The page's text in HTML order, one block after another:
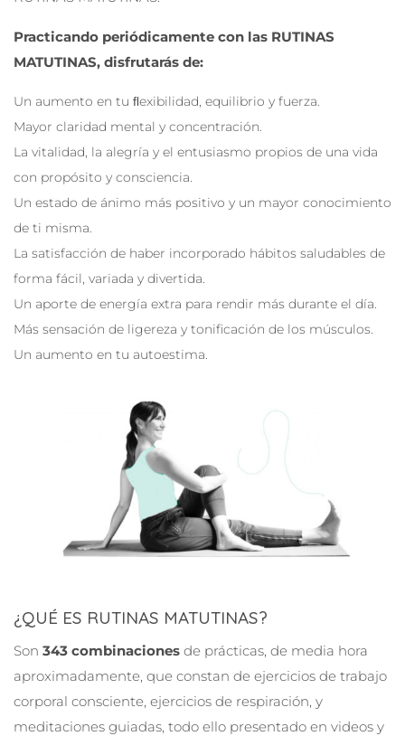
Practicando periódicamente con las RUTINAS
MATUTINAS, disfrutarás de:
Un aumento en tu ﬂexibilidad, equilibrio y fuerza.
Mayor claridad mental y concentración.
La vitalidad, la alegría y el entusiasmo propios de una vida
con propósito y consciencia.
Un estado de ánimo más positivo y un mayor conocimiento
de ti misma.
La satisfacción de haber incorporado hábitos saludables de
forma fácil, variada y divertida.
Un aporte de energía extra para rendir más durante el día.
Más sensación de ligereza y tonificación de los músculos.
Un aumento en tu autoestima.
¿QUÉ ES RUTINAS MATUTINAS?
Son 343 combinaciones de prácticas, de media hora
aproximadamente, que constan de ejercicios de trabajo
corporal consciente, ejercicios de respiración, y
meditaciones guiadas, todo ello presentado en videos y